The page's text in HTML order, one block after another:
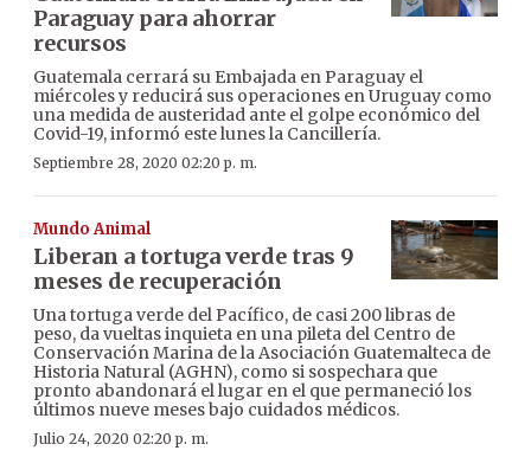
Paraguay para ahorrar
recursos
Guatemala cerrará su Embajada en Paraguay el
miércoles y reducirá sus operaciones en Uruguay como
una medida de austeridad ante el golpe económico del
Covid-19, informó este lunes la Cancillería.
Septiembre 28, 2020 02:20 p. m.
Mundo Animal
Liberan a tortuga verde tras 9
meses de recuperación
Una tortuga verde del Pacífico, de casi 200 libras de
peso, da vueltas inquieta en una pileta del Centro de
Conservación Marina de la Asociación Guatemalteca de
Historia Natural (AGHN), como si sospechara que
pronto abandonará el lugar en el que permaneció los
últimos nueve meses bajo cuidados médicos.
Julio 24, 2020 02:20 p. m.